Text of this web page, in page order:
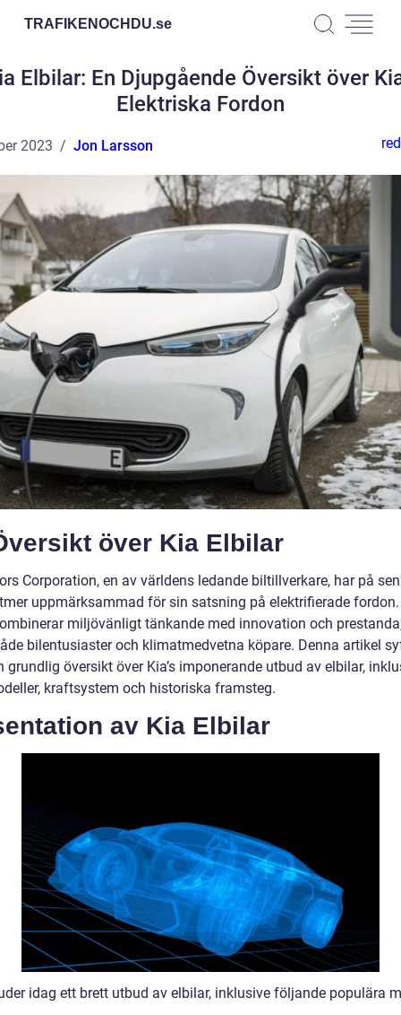
TRAFIKENOCHDU.se
Elbilar: En Djupgående Översikt över
Elektriska Fordon
2023 Jon Larsson
över Kia Elbilar
Corporation, en av världens ledande biltillverkare, har på
uppmärksammad för sin satsning på elektrifierade fordon.
miljövänligt tänkande med innovation och
bilentusiaster och klimatmedvetna köpare. Denna artikel
grundlig översikt över Kia’s imponerande utbud av elbilar,
kraftsystem och historiska framsteg.
av Kia Elbilar
idag ett brett utbud av elbilar, inklusive följande populära